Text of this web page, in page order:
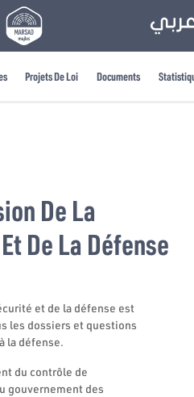
Projets De Loi Documents
De La
De La Défense
et de la défense est
les dossiers et questions
la défense.
du contrôle de
gouvernement des